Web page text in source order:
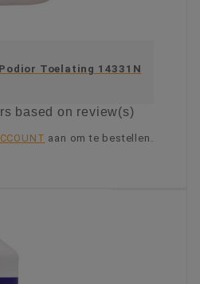
Toelating 14331N
based on review(s)
aan om te bestellen.